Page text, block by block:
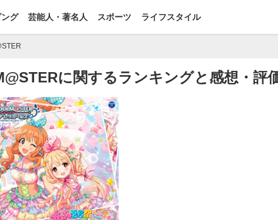
グ 芸能人・著名人 スポーツ ライフスタイル
に関するランキングと感想・評